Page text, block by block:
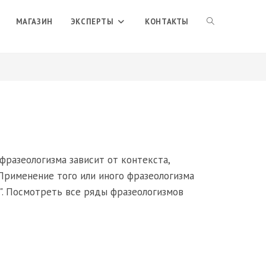
МАГАЗИН ЭКСПЕРТЫ КОНТАКТЫ ПЕРЕКЛЮЧИТЬ
зависит от контекста,
того или иного фразеологизма
Посмотреть все ряды фразеологизмов